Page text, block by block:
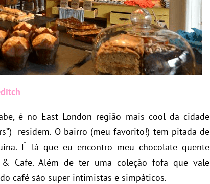
é no East London região mais cool da cidade
residem. O bairro (meu favorito!) tem pitada de
É lá que eu encontro meu chocolate quente
Cafe. Além de ter uma coleção fofa que vale
café são super intimistas e simpáticos.